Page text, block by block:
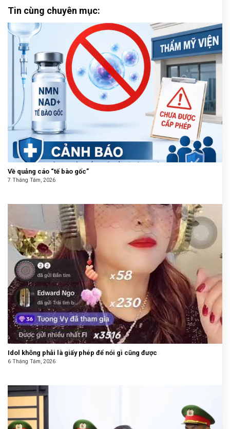
Tin cùng chuyên mục:
Về quảng cáo “tế bào gốc”
7 Tháng Tám, 2026
Idol không phải là giấy phép để nói gì cũng được
6 Tháng Tám, 2026